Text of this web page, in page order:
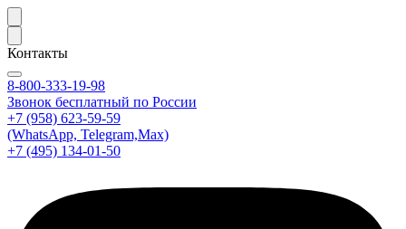
Контакты
8-800-333-19-98
Звонок бесплатный по России
+7 (958) 623-59-59
(WhatsApp, Telegram,Max)
+7 (495) 134-01-50